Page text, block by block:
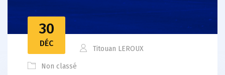
30
DÉC
Titouan LEROUX
Non classé